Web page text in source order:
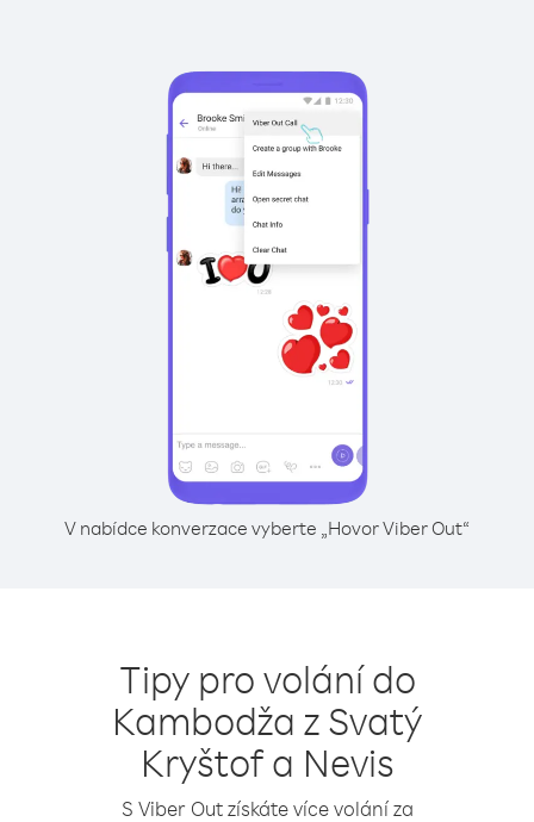
V nabídce konverzace vyberte „Hovor Viber Out“
Tipy pro volání do
Kambodža z Svatý
Kryštof a Nevis
S Viber Out získáte více volání za